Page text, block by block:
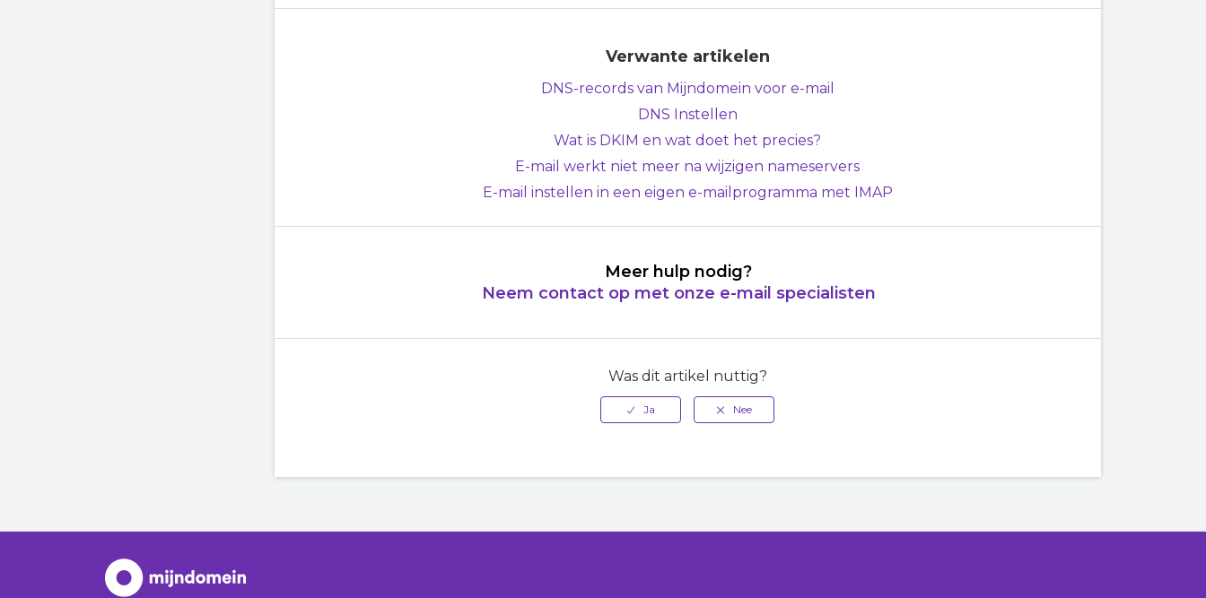
Verwante artikelen
DNS-records van Mijndomein voor e-mail
DNS Instellen
Wat is DKIM en wat doet het precies?
E-mail werkt niet meer na wijzigen nameservers
E-mail instellen in een eigen e-mailprogramma met IMAP
Meer hulp nodig?
Neem contact op met onze e-mail specialisten
Was dit artikel nuttig?